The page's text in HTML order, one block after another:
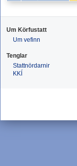
Um Körfustatt
Um vefinn
Tenglar
Stattnördarnir
KKÍ